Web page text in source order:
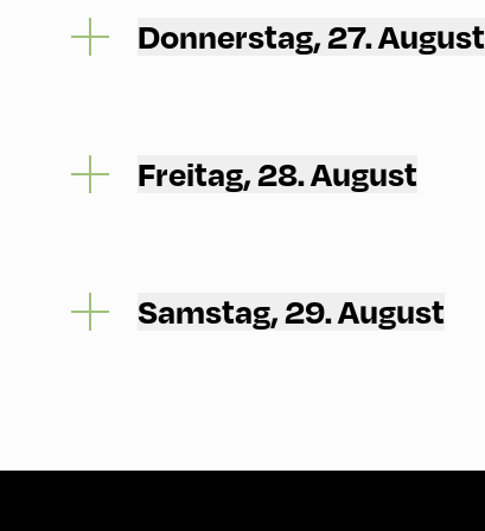
Donnerstag, 27. August
Freitag, 28. August
Samstag, 29. August